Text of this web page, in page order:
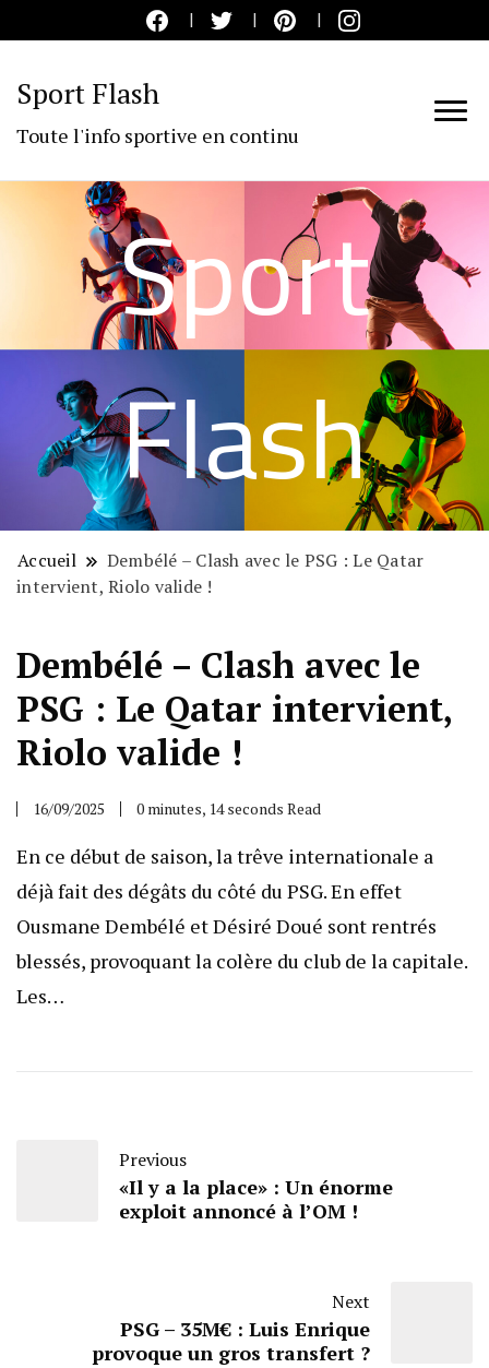
Sport Flash
Toute l'info sportive en continu
Sport
Flash
Accueil
Dembélé – Clash avec le PSG : Le Qatar
intervient, Riolo valide !
Dembélé – Clash avec le
PSG : Le Qatar intervient,
Riolo valide !
16/09/2025 0 minutes, 14 seconds Read
En ce début de saison, la trêve internationale a
déjà fait des dégâts du côté du PSG. En effet
Ousmane Dembélé et Désiré Doué sont rentrés
blessés, provoquant la colère du club de la capitale.
Les…
Previous
«Il y a la place» : Un énorme
exploit annoncé à l’OM !
Next
PSG – 35M€ : Luis Enrique
provoque un gros transfert ?